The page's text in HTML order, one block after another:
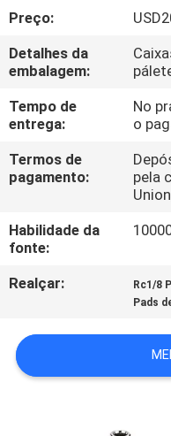
CONTROLE
DA
QUALIDADE
CONTACTE-
NOS
PEÇA
UMAS
CITAÇÕES
VR
SHOW
Preço:
Detalhes da
embalagem:
Tempo de
entrega:
No
o
Termos de
pagamento:
pela
Habilidade da
fonte:
Realçar: Rc1/8
Pads